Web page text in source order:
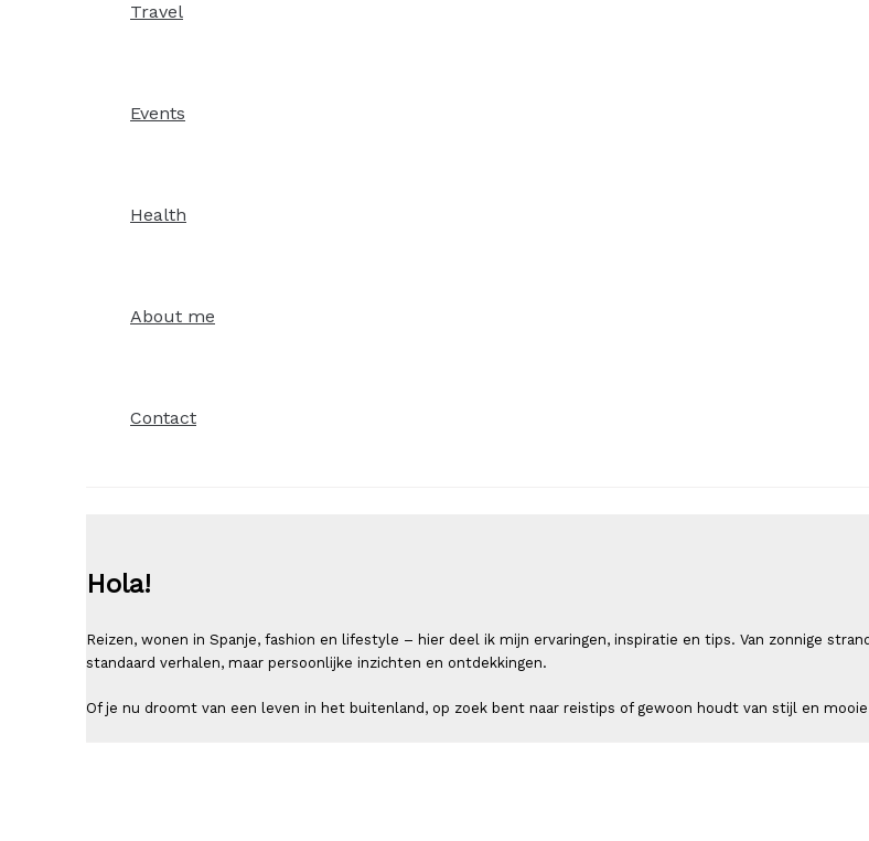
Travel
Events
Health
About me
Contact
Hola!
Reizen, wonen in Spanje, fashion en lifestyle – hier deel ik mijn ervaringen, inspiratie en tips. Van zonnige
standaard verhalen, maar persoonlijke inzichten en ontdekkingen.
Of je nu droomt van een leven in het buitenland, op zoek bent naar reistips of gewoon houdt van stijl en